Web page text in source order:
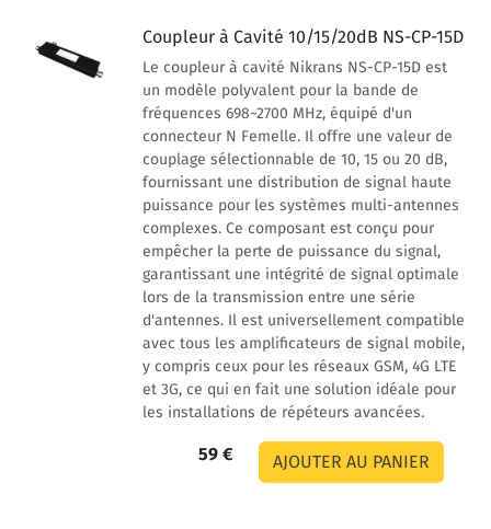
Coupleur à Cavité 10/15/20dB NS-CP-15D
Le coupleur à cavité Nikrans NS-CP-15D est
un modèle polyvalent pour la bande de
fréquences 698~2700 MHz, équipé d'un
connecteur N Femelle. Il offre une valeur de
couplage sélectionnable de 10, 15 ou 20 dB,
fournissant une distribution de signal haute
puissance pour les systèmes multi-antennes
complexes. Ce composant est conçu pour
empêcher la perte de puissance du signal,
garantissant une intégrité de signal optimale
lors de la transmission entre une série
d'antennes. Il est universellement compatible
avec tous les amplificateurs de signal mobile,
y compris ceux pour les réseaux GSM, 4G LTE
et 3G, ce qui en fait une solution idéale pour
les installations de répéteurs avancées.
59 €